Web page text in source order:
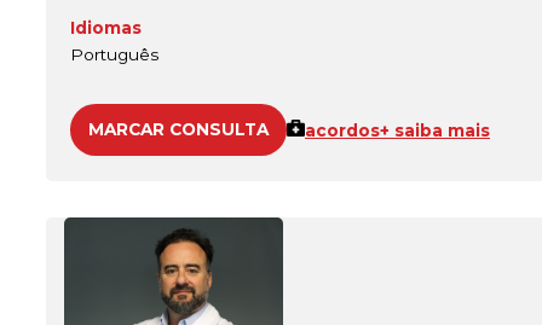
Idiomas
Português
MARCAR CONSULTA acordos+ saiba mais